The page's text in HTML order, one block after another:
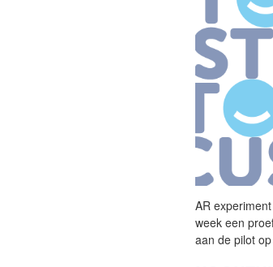
AR
week een
aan de pilot